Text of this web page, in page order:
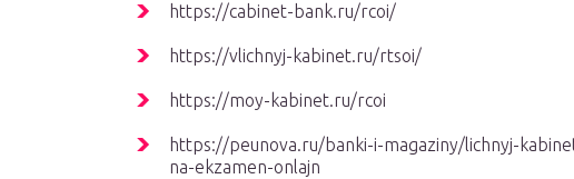
https://cabinet-bank.ru/rcoi/
https://vlichnyj-kabinet.ru/rtsoi/
https://moy-kabinet.ru/rcoi
https://peunova.ru/banki-i-magaziny/lichnyj-
na-ekzamen-onlajn